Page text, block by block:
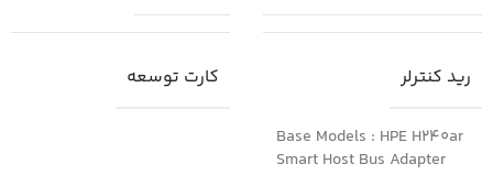
رید کنترلر
Base Models : HPE H240ar
Smart Host Bus Adapter
کارت توسعه